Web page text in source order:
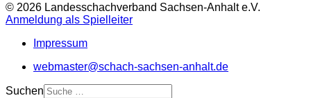
© 2026 Landesschachverband Sachsen-Anhalt e.V.
Anmeldung als Spielleiter
Impressum
webmaster@schach-sachsen-anhalt.de
Suchen